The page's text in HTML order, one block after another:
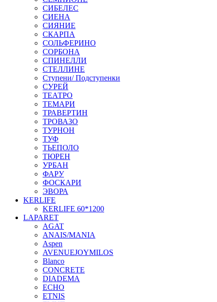
СИБЕЛЕС
СИЕНА
СИЯНИЕ
СКАРПА
СОЛЬФЕРИНО
СОРБОНА
СПИНЕЛЛИ
СТЕЛЛИНЕ
Ступени/ Подступенки
СУРЕЙ
ТЕАТРО
ТЕМАРИ
ТРАВЕРТИН
ТРОВАЗО
ТУРНОН
ТУФ
ТЬЕПОЛО
ТЮРЕН
УРБАН
ФАРУ
ФОСКАРИ
ЭВОРА
KERLIFE
KERLIFE 60*1200
LAPARET
AGAT
ANAIS/MANIA
Aspen
AVENUEJOYMILOS
Blanco
CONCRETE
DIADEMA
ECHO
ETNIS